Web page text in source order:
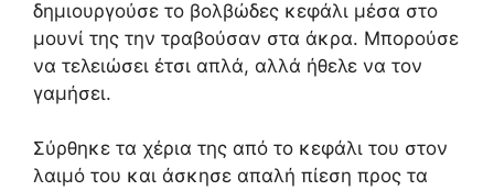
δημιουργούσε το βολβώδες κεφάλι μέσα στο
μουνί της την τραβούσαν στα άκρα. Μπορούσε
να τελειώσει έτσι απλά, αλλά ήθελε να τον
γαμήσει.
Σύρθηκε τα χέρια της από το κεφάλι του στον
λαιμό του και άσκησε απαλή πίεση προς τα